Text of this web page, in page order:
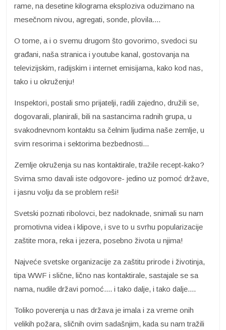
rame, na desetine kilograma eksploziva oduzimano na
mesečnom nivou, agregati, sonde, plovila....
O tome, a i o svemu drugom što govorimo, svedoci su
građani, naša stranica i youtube kanal, gostovanja na
televizijskim, radijskim i internet emisijama, kako kod nas,
tako i u okruženju!
Inspektori, postali smo prijatelji, radili zajedno, družili se,
dogovarali, planirali, bili na sastancima radnih grupa, u
svakodnevnom kontaktu sa čelnim ljudima naše zemlje, u
svim resorima i sektorima bezbednosti...
Zemlje okruženja su nas kontaktirale, tražile recept-kako?
Svima smo davali iste odgovore- jedino uz pomoć države,
i jasnu volju da se problem reši!
Svetski poznati ribolovci, bez nadoknade, snimali su nam
promotivna videa i klipove, i sve to u svrhu popularizacije
zaštite mora, reka i jezera, posebno života u njima!
Najveće svetske organizacije za zaštitu prirode i životinja,
tipa WWF i slične, lično nas kontaktirale, sastajale se sa
nama, nudile državi pomoć.... i tako dalje, i tako dalje....
Toliko poverenja u nas država je imala i za vreme onih
velikih požara, sličnih ovim sadašnjim, kada su nam tražili